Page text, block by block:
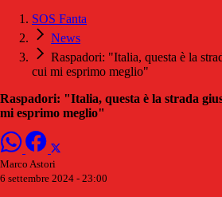
SOS Fanta
News
Raspadori: "Italia, questa è la
cui mi esprimo meglio"
Raspadori: "Italia, questa è la strada
mi esprimo meglio"
Marco Astori
6 settembre 2024 - 23:00